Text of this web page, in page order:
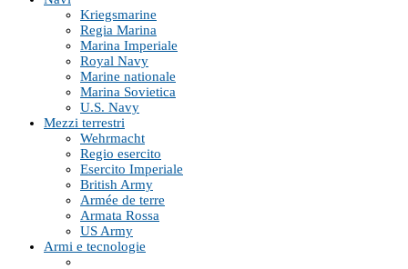
Kriegsmarine
Regia Marina
Marina Imperiale
Royal Navy
Marine nationale
Marina Sovietica
U.S. Navy
Mezzi terrestri
Wehrmacht
Regio esercito
Esercito Imperiale
British Army
Armée de terre
Armata Rossa
US Army
Armi e tecnologie